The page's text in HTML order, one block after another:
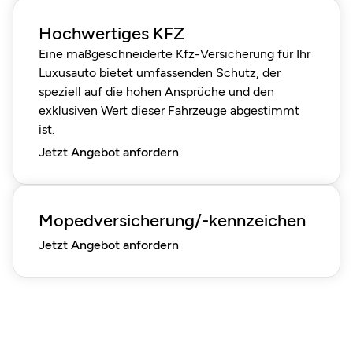
Hochwertiges KFZ
Eine maßgeschneiderte Kfz-Versicherung für Ihr
Luxusauto bietet umfassenden Schutz, der
speziell auf die hohen Ansprüche und den
exklusiven Wert dieser Fahrzeuge abgestimmt
ist.
Jetzt Angebot anfordern
Mopedversicherung/-kennzeichen
Jetzt Angebot anfordern